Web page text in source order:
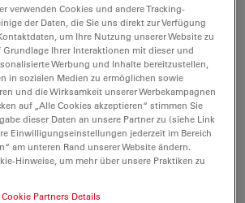
elektronische Bildanalyse
Mikroskope. Zuletzt war er als
für Mikromanipulationssysteme
Jahr 2010 ging Helmut in den
unterstützt er das Leica Science Lab
in der Mikroskopie.
verwenden Cookies und andere Tracking-
der Daten, die Sie uns direkt zur Verfügung
um Ihre Nutzung unserer Website zu
Grundlage Ihrer Interaktionen mit dieser und
Werbung und Inhalte bereitzustellen,
in sozialen Medien zu ermöglichen sowie
und die Wirksamkeit unserer Werbekampagnen
auf „Alle Cookies akzeptieren“ stimmen Sie
dieser Daten an unsere Partner zu (siehe Link
Einwilligungseinstellungen jederzeit im Bereich
am unteren Rand unserer Website ändern.
Hinweise, um mehr über unsere Praktiken zu
Partners Details